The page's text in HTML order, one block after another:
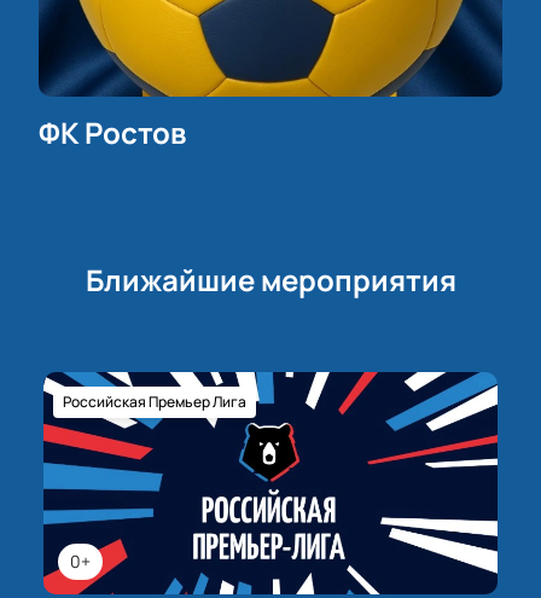
ФК Ростов
Ближайшие мероприятия
0+
Российская Премьер Лига